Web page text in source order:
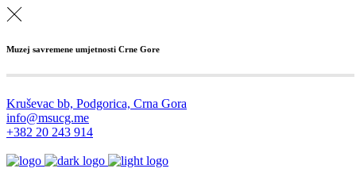
Muzej savremene umjetnosti Crne Gore
Kruševac bb, Podgorica, Crna Gora
info@msucg.me
+382 20 243 914